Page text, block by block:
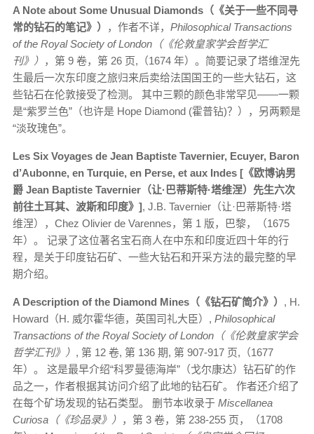
A Note about Some Unusual Diamonds（《关于一些不同寻
常的钻石的笔记》）
，作者不详， Philosophical Transactions
of the Royal Society of London（《伦敦皇家学会哲学汇
刊》） ，第 9 卷，第 26 页,（1674 年）。简要记录了塔维涅先
生最后一次东印度之旅归来后卖给法国国王的一些大钻石，这
些钻石在伦敦接受了检测。 其中三颗的颜色非常罕见——一颗
是“紫罗兰色”（也许是 Hope Diamond (霍普钻)？），另两颗是
“淡玫瑰色”。
Les Six Voyages de Jean Baptiste Tavernier, Ecuyer, Baron
d’Aubonne, en Turquie, en Perse, et aux Indes [《欧博讷男
爵 Jean Baptiste Tavernier（让·巴蒂斯特·塔维涅）先生六次
前往土耳其、波斯和印度》], J.B. Tavernier（让·巴蒂斯特·塔
维涅），Chez Olivier de Varennes，第 1 版，巴黎，（1675
年）。 记录了这位著名宝石商人在中东和印度近四十年的行
程，是关于印度钻石矿、一些大钻石和开采方法的最完整的早
期介绍。
A Description of the Diamond Mines（《钻石矿简介》） , H.
Howard（H. 威尔霍华德，英国司礼大臣）, Philosophical
Transactions of the Royal Society of London（《伦敦皇家学会
哲学汇刊》） , 第 12 卷, 第 136 期, 第 907-917 页,（1677
年）。 这是最早介绍“科罗曼德海岸”（戈尔康达）钻石矿的作
品之一，作者根据其访问介绍了此地的钻石矿。 作者还介绍了
在每个矿场发现的钻石类型。 删节本收录于 Miscellanea
Curiosa（《珍品录》） ，第 3 卷，第 238-255 页，（1708